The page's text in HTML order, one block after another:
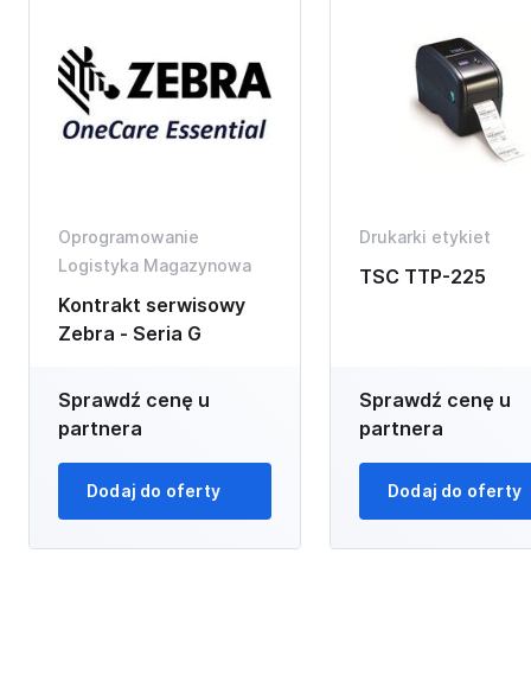
Oprogramowanie
Logistyka Magazynowa
Kontrakt serwisowy
Zebra - Seria G
Sprawdź cenę u
partnera
Dodaj do oferty
Drukarki etykiet
TSC TTP-225
Sprawdź cenę u
partnera
Dodaj do oferty